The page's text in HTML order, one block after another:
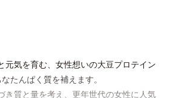
元気を育む、女性想いの大豆プロテイン
たんぱく質を補えます。
き質と量を考え、更年世代の女性に人気